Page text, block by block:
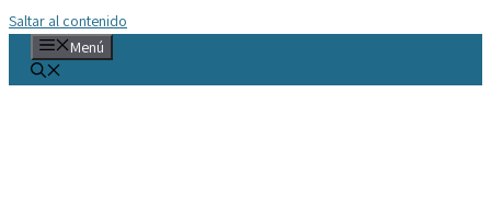
Saltar al contenido
Menú